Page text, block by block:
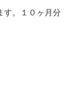
す。１０ヶ月分